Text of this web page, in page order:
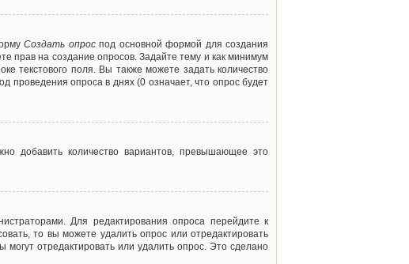
Создать опроспод основной формой для создания
прав на создание опросов. Задайте тему и как минимум
текстового поля. Вы также можете задать количество
проведения опроса в днях (0 означает, что опрос будет
добавить количество вариантов, превышающее это
Для редактирования опроса перейдите к
то вы можете удалить опрос или отредактировать
отредактировать или удалить опрос. Это сделано